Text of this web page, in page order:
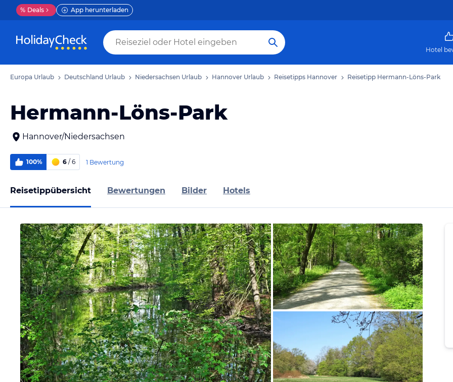
% Deals App herunterladen
Hotel
Europa Urlaub Deutschland Urlaub Niedersachsen Urlaub Hannover Urlaub Reisetipps Hannover Reisetipp Hermann-Löns-Park
Hermann-Löns-Park
Hannover/Niedersachsen
100% 6 / 6 1 Bewertung
Reisetippübersicht Bewertungen Bilder Hotels